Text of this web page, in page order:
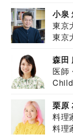
小泉
東京
東京
森田
医師
栗原
料理
料理